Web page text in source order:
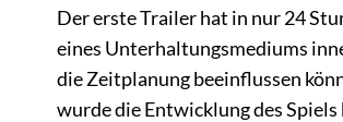
Der erste Trailer hat in nur 24
eines Unterhaltungsmediums
die Zeitplanung beeinflussen
wurde die Entwicklung des